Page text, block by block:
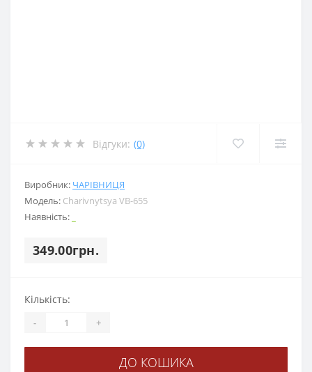
Відгуки: (0)
Виробник: ЧАРІВНИЦЯ
Модель: Charіvnytsya VB-655
Наявність:
349.00грн.
Кількість:
- +
ДО КОШИКА